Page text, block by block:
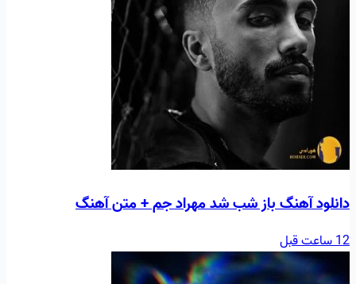
دانلود آهنگ باز شب شد مهراد جم + متن آهنگ
12 ساعت قبل